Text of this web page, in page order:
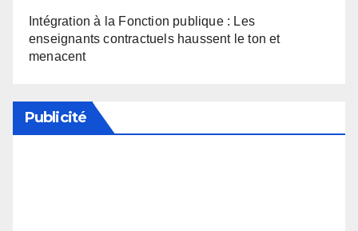
Intégration à la Fonction publique : Les
enseignants contractuels haussent le ton et
menacent
Publicité